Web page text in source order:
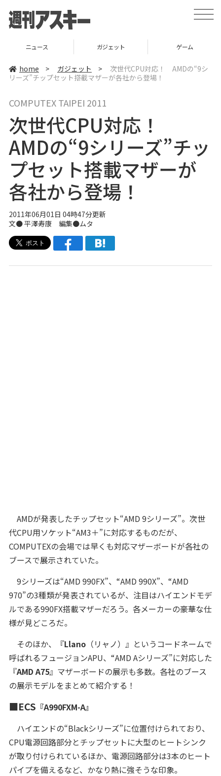
t
o
v
ニュース ガジェット ゲーム
home > ガジェット >
次世代CPU対応！ AMDの“9シ
リーズ”チップセット搭載マザーが各社から登場！
COMPUTEX TAIPEI 2011
次世代CPU対応！
AMDの“9シリーズ”チッ
プセット搭載マザーが
各社から登場！
2011年06月01日 04時47分更新
文● 平澤寿康 編集●ムタ
AMDが発表したチップセット“AMD 9シリーズ”。次世
代CPU用ソケット“AM3＋”に対応するものだが、
COMPUTEXの会場では早くも対応マザーボードが各社の
ブースで展示されていた。
9シリーズは“AMD 990FX”、“AMD 990X”、“AMD
970”の3種類が発表されているが、注目はハイエンドモデ
ルである990FX搭載マザーだろう。各メーカーの豪華な仕
様が見どころだ。
そのほか、『Llano（リャノ）』というコードネームで
呼ばれるフュージョンAPU、“AMD Aシリーズ”に対応した
『AMD A75』マザーボードの展示も多数。各社のブース
の展示モデルをまとめて紹介する！
■ECS 『A990FXM-A』
ハイエンドの“Blackシリーズ”に位置付けられており、
CPU電源回路部分とチップセットに大型のヒートシンク
が取り付けられているほか、電源回路部分は3本のヒート
パイプを備えるなど、かなり熱に強そうな印象。